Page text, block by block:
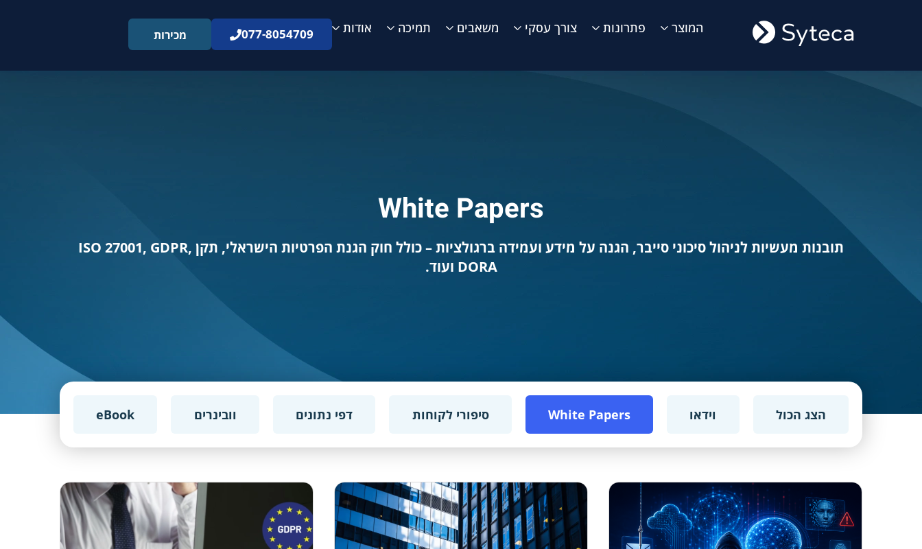
המוצר פתרונות צורך עסקי משאבים תמיכה אודות 077-8054709 מכירות
White Papers
תובנות מעשיות לניהול סיכוני סייבר, הגנה על מידע ועמידה ברגולציות – כולל חוק הגנת הפרטיות הישראלי, תקן ISO 27001, GDPR,
DORA ועוד.
הצג הכול וידאו White Papers סיפורי לקוחות דפי נתונים וובינרים eBook